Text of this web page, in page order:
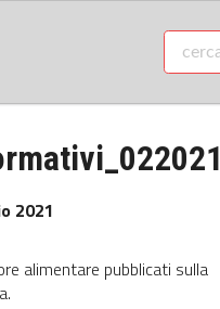
2021
alimentare pubblicati sulla